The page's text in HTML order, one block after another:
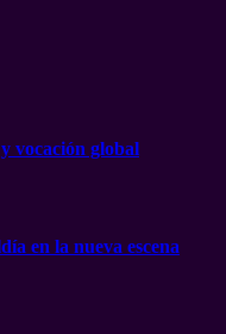
vocación global
en la nueva escena